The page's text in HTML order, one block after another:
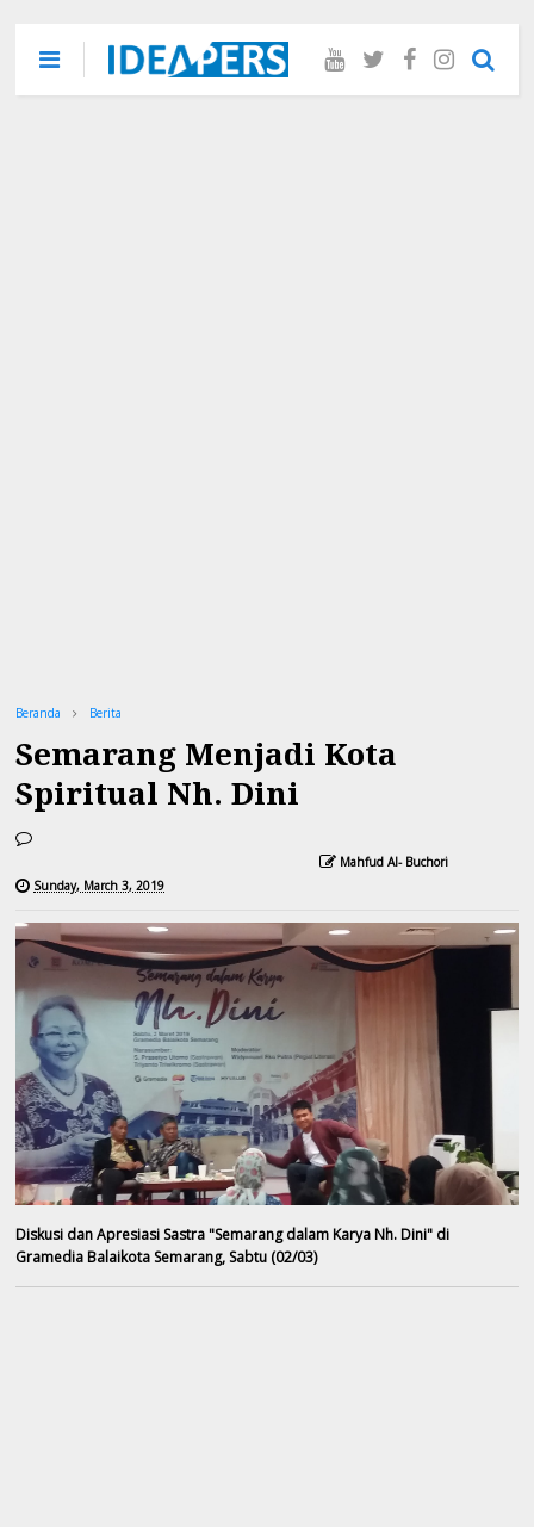
Beranda Berita
Semarang Menjadi Kota
Spiritual Nh. Dini
Mahfud Al- Buchori
Sunday, March 3, 2019
Diskusi dan Apresiasi Sastra "Semarang dalam Karya Nh. Dini" di
Gramedia Balaikota Semarang, Sabtu (02/03)